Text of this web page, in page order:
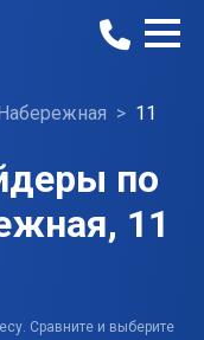
11
по
11
Сравните и выберите